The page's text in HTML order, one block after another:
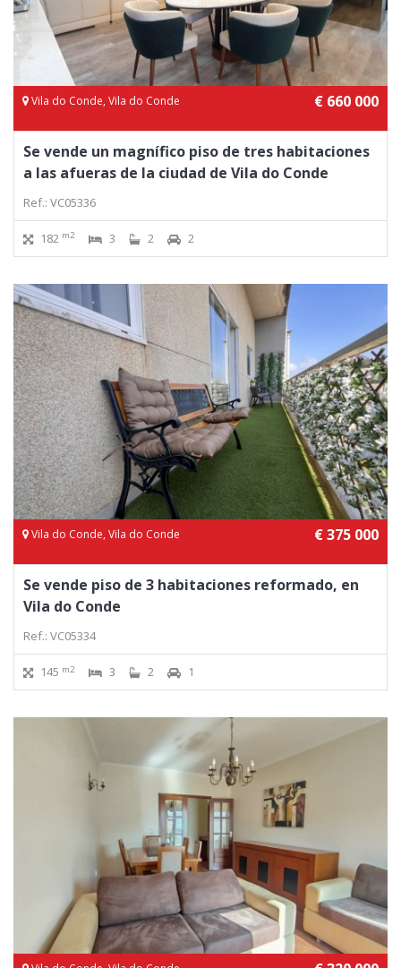
Vila do Conde, Vila do Conde € 660 000
Se vende un magnífico piso de tres habitaciones
a las afueras de la ciudad de Vila do Conde
Ref.: VC05336
182 m2 3 2 2
Vila do Conde, Vila do Conde € 375 000
Se vende piso de 3 habitaciones reformado, en
Vila do Conde
Ref.: VC05334
145 m2 3 2 1